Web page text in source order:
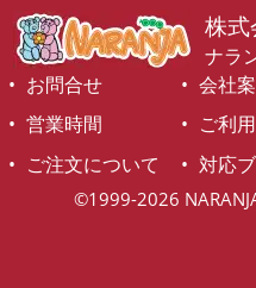
株式
ナラ
お問合せ
会社
営業時間
ご利
ご注文について
対応
©1999-2026